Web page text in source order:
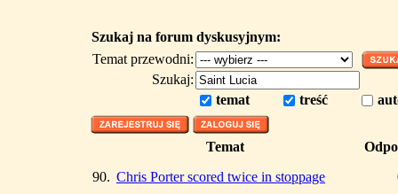
Szukaj na forum dyskusyjnym:
Temat przewodni:
Szukaj:
temat
treść
Temat
90. Chris Porter scored twice in stoppage